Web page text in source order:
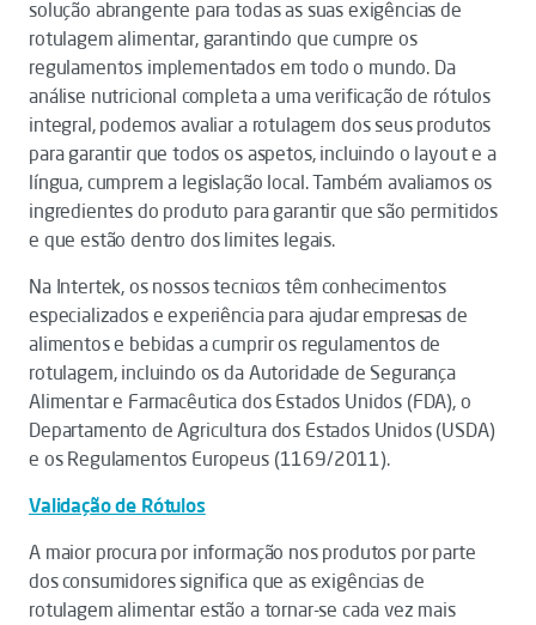
solução abrangente para todas as suas exigências de
rotulagem alimentar, garantindo que cumpre os
regulamentos implementados em todo o mundo. Da
análise nutricional completa a uma verificação de rótulos
integral, podemos avaliar a rotulagem dos seus produtos
para garantir que todos os aspetos, incluindo o layout e a
língua, cumprem a legislação local. Também avaliamos os
ingredientes do produto para garantir que são permitidos
e que estão dentro dos limites legais.
Na Intertek, os nossos tecnicos têm conhecimentos
especializados e experiência para ajudar empresas de
alimentos e bebidas a cumprir os regulamentos de
rotulagem, incluindo os da Autoridade de Segurança
Alimentar e Farmacêutica dos Estados Unidos (FDA), o
Departamento de Agricultura dos Estados Unidos (USDA)
e os Regulamentos Europeus (1169/2011).
Validação de Rótulos
A maior procura por informação nos produtos por parte
dos consumidores significa que as exigências de
rotulagem alimentar estão a tornar-se cada vez mais